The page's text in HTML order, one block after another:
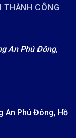
THÀNH CÔNG
An Phú Đông,
An Phú Đông, Hồ